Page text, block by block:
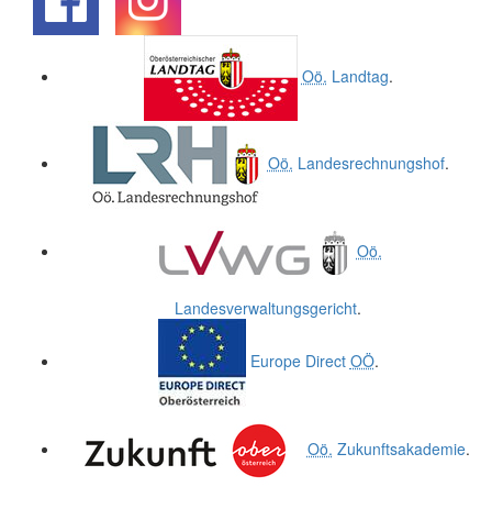
Oö. Landtag.
Oö. Landesrechnungshof.
Oö.
Landesverwaltungsgericht.
Europe Direct OÖ.
Oö. Zukunftsakademie.